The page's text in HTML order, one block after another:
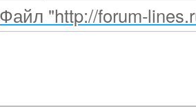
Файл "http://forum-